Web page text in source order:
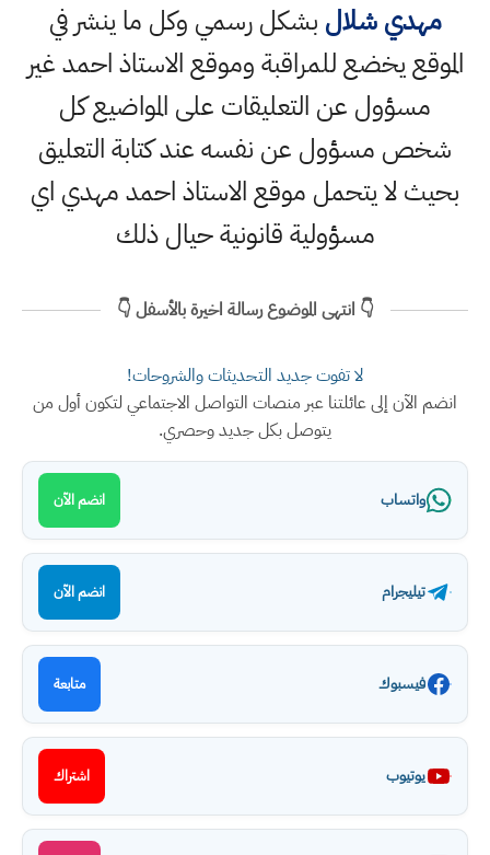
مهدي شلال بشكل رسمي وكل ما ينشر في
الموقع يخضع للمراقبة وموقع الاستاذ احمد غير
مسؤول عن التعليقات على المواضيع كل
شخص مسؤول عن نفسه عند كتابة التعليق
بحيث لا يتحمل موقع الاستاذ احمد مهدي اي
مسؤولية قانونية حيال ذلك
👇 انتهى الموضوع رسالة اخيرة بالأسفل 👇
لا تفوت جديد التحديثات والشروحات!
انضم الآن إلى عائلتنا عبر منصات التواصل الاجتماعي لتكون أول من
يتوصل بكل جديد وحصري.
واتساب انضم الآن
تيليجرام انضم الآن
فيسبوك متابعة
يوتيوب اشتراك